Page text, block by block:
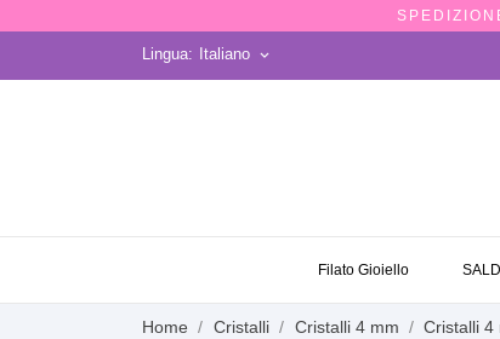
Lingua: Italiano keyboard_arrow_down
Filato Gioiello SALDI
Home Cristalli Cristalli 4 mm Cristalli 4